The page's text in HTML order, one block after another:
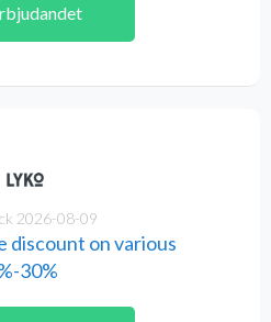
2026-08-09
discount on various
30%